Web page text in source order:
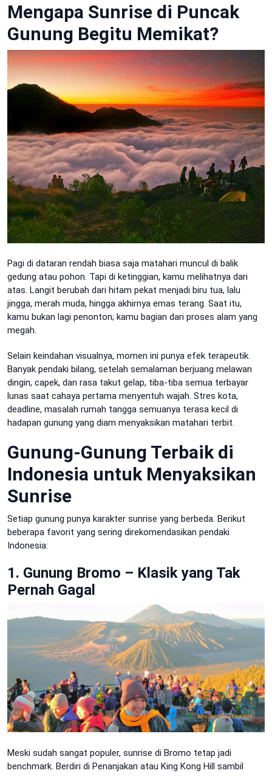
Mengapa Sunrise di Puncak
Gunung Begitu Memikat?
Pagi di dataran rendah biasa saja matahari muncul di balik
gedung atau pohon. Tapi di ketinggian, kamu melihatnya dari
atas. Langit berubah dari hitam pekat menjadi biru tua, lalu
jingga, merah muda, hingga akhirnya emas terang. Saat itu,
kamu bukan lagi penonton; kamu bagian dari proses alam yang
megah.
Selain keindahan visualnya, momen ini punya efek terapeutik.
Banyak pendaki bilang, setelah semalaman berjuang melawan
dingin, capek, dan rasa takut gelap, tiba-tiba semua terbayar
lunas saat cahaya pertama menyentuh wajah. Stres kota,
deadline, masalah rumah tangga semuanya terasa kecil di
hadapan gunung yang diam menyaksikan matahari terbit.
Gunung-Gunung Terbaik di
Indonesia untuk Menyaksikan
Sunrise
Setiap gunung punya karakter sunrise yang berbeda. Berikut
beberapa favorit yang sering direkomendasikan pendaki
Indonesia:
1. Gunung Bromo – Klasik yang Tak
Pernah Gagal
Meski sudah sangat populer, sunrise di Bromo tetap jadi
benchmark. Berdiri di Penanjakan atau King Kong Hill sambil